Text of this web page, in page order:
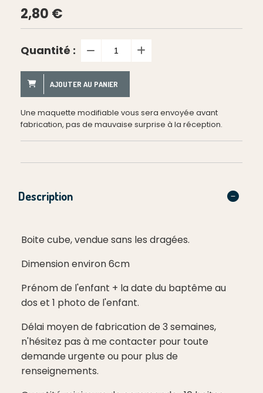
2,80 €
Quantité :
AJOUTER AU PANIER
Une maquette modifiable vous sera envoyée avant
fabrication, pas de mauvaise surprise à la réception.
Description
Boite cube, vendue sans les dragées.
Dimension environ 6cm
Prénom de l'enfant + la date du baptême au
dos et 1 photo de l'enfant.
Délai moyen de fabrication de 3 semaines,
n'hésitez pas à me contacter pour toute
demande urgente ou pour plus de
renseignements.